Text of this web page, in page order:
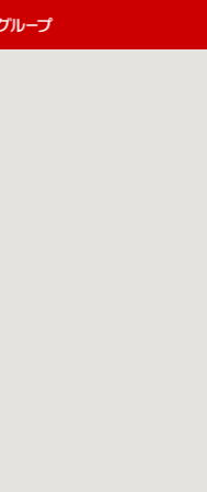
郵便局・日本郵政グループ